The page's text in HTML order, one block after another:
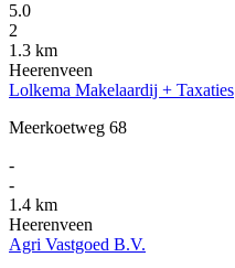
5.0
2
1.3 km
Heerenveen
Lolkema Makelaardij + Taxaties
Meerkoetweg 68
-
-
1.4 km
Heerenveen
Agri Vastgoed B.V.